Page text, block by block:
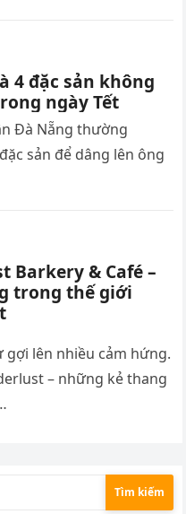
4 đặc sản không
ngày Tết
Đà Nẵng thường
sản để dâng lên ông
Barkery & Café –
trong thế giới
lên nhiều cảm hứng.
– những kẻ thang